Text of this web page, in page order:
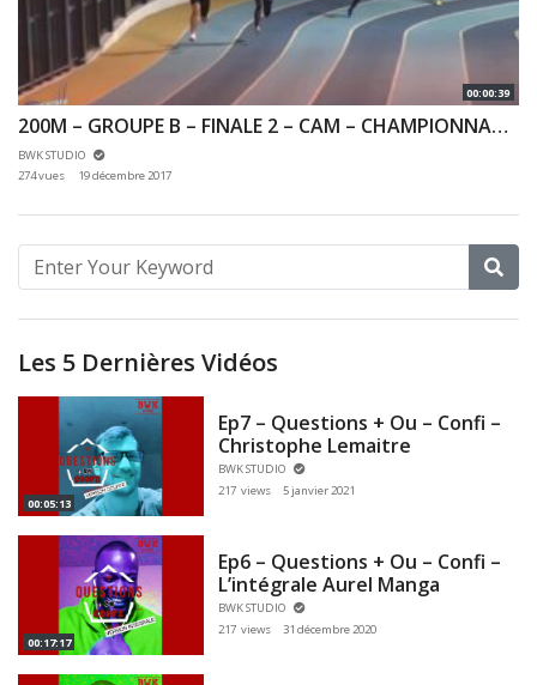
00:00:39
200M – GROUPE B – FINALE 2 – CAM – CHAMPIONNAT 92 & 78 INDOOR 03/12/2017 – EAUBONNE
BWK STUDIO
274 vues
19 décembre 2017
Les 5 Dernières Vidéos
00:05:13
Ep7 – Questions + Ou – Confi –
Christophe Lemaitre
BWK STUDIO
217 views
5 janvier 2021
00:17:17
Ep6 – Questions + Ou – Confi –
L’intégrale Aurel Manga
BWK STUDIO
217 views
31 décembre 2020